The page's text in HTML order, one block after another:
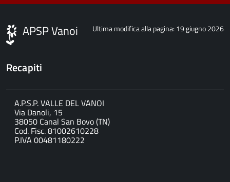
Ultima modifica alla pagina: 19 giugno 2026
APSP Vanoi
Recapiti
A.P.S.P. VALLE DEL VANOI
Via Danoli, 15
38050 Canal San Bovo (TN)
Cod. Fisc. 81002610228
P.IVA 00481180222